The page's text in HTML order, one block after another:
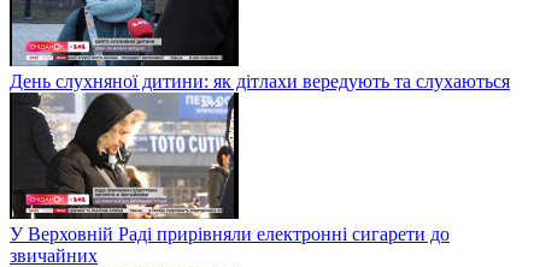
День слухняної дитини: як дітлахи вередують та слухаються
У Верховній Раді прирівняли електронні сигарети до
звичайних